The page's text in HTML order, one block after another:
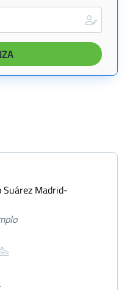
Madrid-